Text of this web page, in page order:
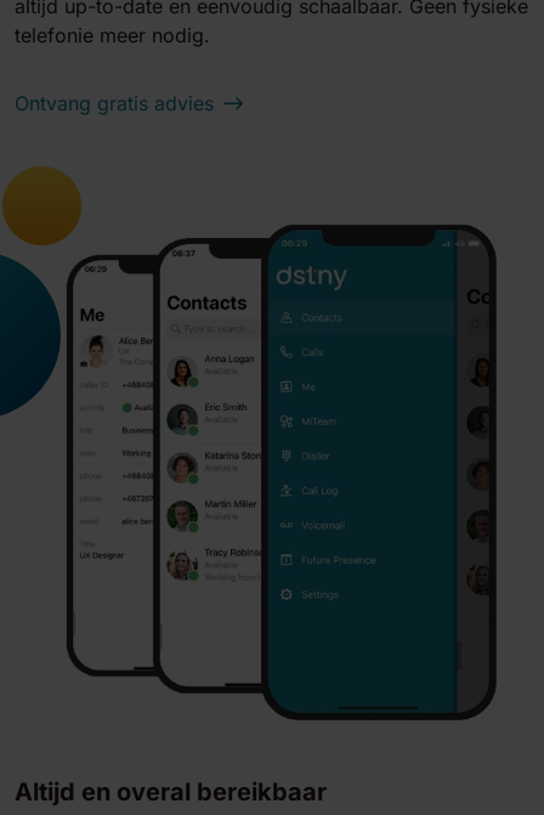
altijd up-to-date en eenvoudig schaalbaar. Geen fysieke
telefonie meer nodig.
Ontvang gratis advies
Altijd en overal bereikbaar